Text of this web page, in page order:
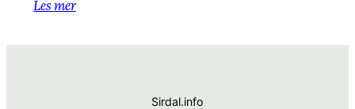
Les mer
Sirdal.info